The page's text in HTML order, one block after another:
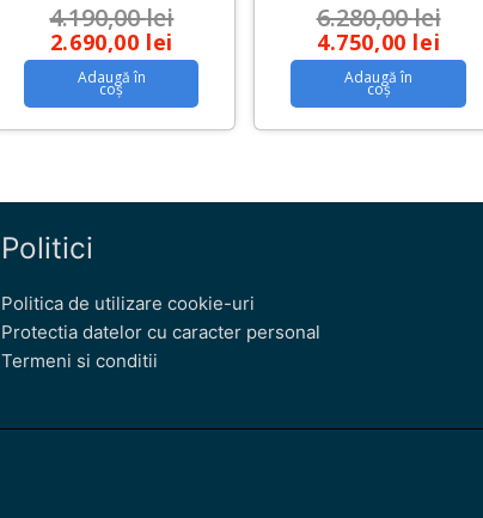
4.190,00lei
2.690,00 lei
Adaugă în
coș
6.280,00lei
4.750,00 lei
Adaugă în
coș
Politici
Politica de utilizare cookie-uri
Protectia datelor cu caracter personal
Termeni si conditii